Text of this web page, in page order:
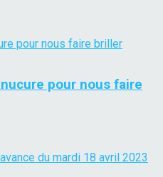
pour nous faire